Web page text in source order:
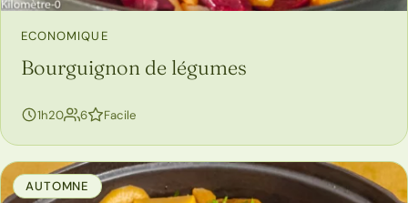
ECONOMIQUE
Bourguignon de légumes
1h20 6personnes
Facile
AUTOMNE